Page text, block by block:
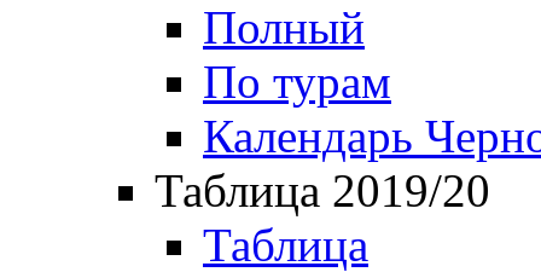
Полный
По турам
Календарь
Таблица 2019/20
Таблица